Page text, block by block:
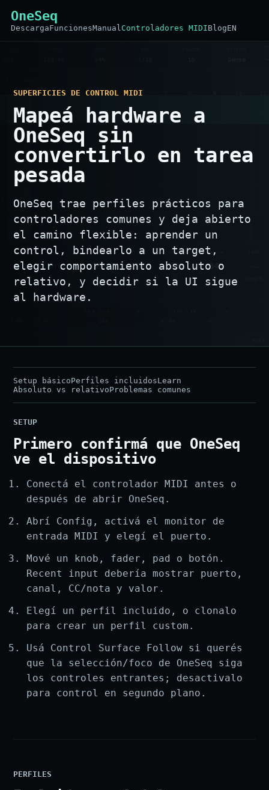
OneSeq
DescargaFuncionesManualControladores MIDIBlogEN
SUPERFICIES DE CONTROL MIDI
Mapeá hardware a
OneSeq sin
convertirlo en tarea
pesada
OneSeq trae perfiles prácticos para
controladores comunes y deja abierto
el camino flexible: aprender un
control, bindearlo a un target,
elegir comportamiento absoluto o
relativo, y decidir si la UI sigue
al hardware.
Setup básicoPerfiles incluidosLearn
Absoluto vs relativoProblemas comunes
SETUP
Primero confirmá que OneSeq
ve el dispositivo
Conectá el controlador MIDI antes o
después de abrir OneSeq.
Abrí Config, activá el monitor de
entrada MIDI y elegí el puerto.
Mové un knob, fader, pad o botón.
Recent input debería mostrar puerto,
canal, CC/nota y valor.
Elegí un perfil incluido, o clonalo
para crear un perfil custom.
Usá Control Surface Follow si querés
que la selección/foco de OneSeq siga
los controles entrantes; desactivalo
para control en segundo plano.
PERFILES